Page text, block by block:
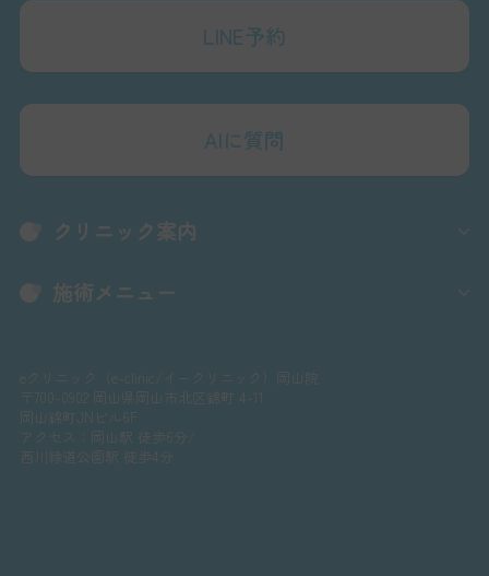
LINE予約
AIに質問
クリニック案内
施術メニュー
eクリニック（e-clinic/イークリニック）岡山院
〒700-0902 岡山県岡山市北区錦町 4-11
岡山錦町JNビル6F
アクセス：岡山駅 徒歩6分/
西川緑道公園駅 徒歩4分